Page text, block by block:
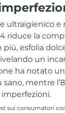
ultraigienico e
4 riduce la
più, esfolia
un
ha notato
mentre
sui consumatori